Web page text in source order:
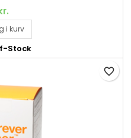
i kurv
Stock
favorite_border